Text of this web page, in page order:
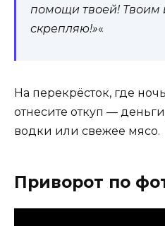
помощи твоей! Твоим
скрепляю!»«
На перекрёсток, где
отнесите откуп —
водки или свежее мясо.
Приворот по